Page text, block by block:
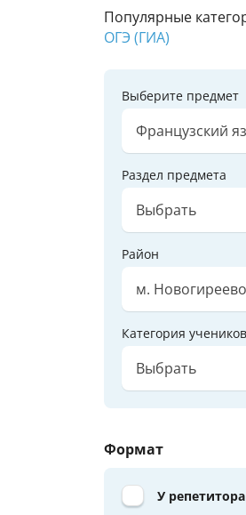
Популярные
ОГЭ (ГИА)
Выберите предмет
Французский
Раздел предмета
Выбрать
Район
м. Новогиреево
Категория учеников
Выбрать
Формат
У репетитора